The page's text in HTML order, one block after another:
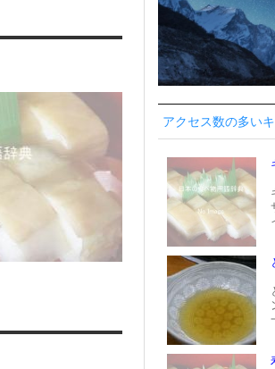
アクセス数の多い